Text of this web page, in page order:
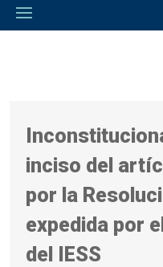
inciso del
por la
expedida por
del IESS